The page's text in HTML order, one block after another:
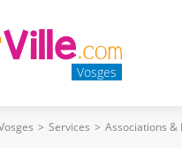
Vosges
> Services > Associations &